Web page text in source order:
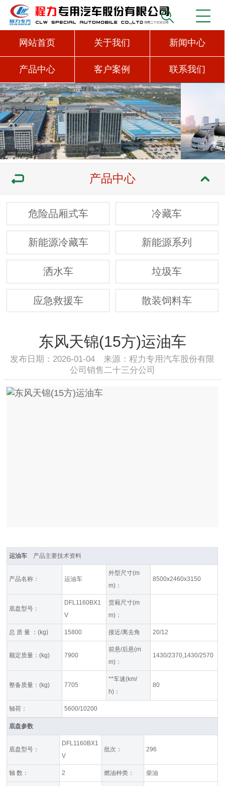
网站首页 关于我们 新闻中心
产品中心 客户案例 联系我们
产品中心
危险品厢式车 冷藏车
新能源冷藏车 新能源系列
洒水车 垃圾车
应急救援车 散装饲料车
东风天锦(15方)运油车
发布日期：2026-01-04 来源：程力专用汽车股份有限
公司销售二十三分公司
{ carpiclist }{ /carpiclist }
运油车 产品主要技术资料
产品名称： 运油车
外型尺寸(m
m)：
8500x2460x3150
底盘型号：
DFL1160BX1
V
货厢尺寸(m
m)：
总 质 量 ：(kg) 15800 接近/离去角 20/12
额定质量：(kg) 7900
前悬/后悬(m
m)：
1430/2370,1430/2570
整备质量：(kg) 7705
**车速(km/
h)：
80
轴荷： 5600/10200
底盘参数
底盘型号：
DFL1160BX1
V
批次： 296
轴 数： 2 燃油种类： 柴油